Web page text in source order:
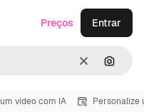
Limpar
Preços Entrar
vídeo com IA Personalize